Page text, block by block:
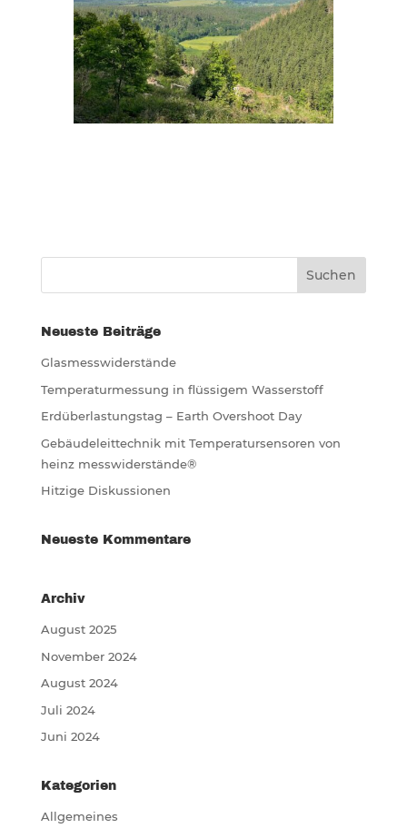
Neueste Beiträge
Glasmesswiderstände
Temperaturmessung in flüssigem Wasserstoff
Erdüberlastungstag – Earth Overshoot Day
Gebäudeleittechnik mit Temperatursensoren von
heinz messwiderstände®
Hitzige Diskussionen
Neueste Kommentare
Archiv
August 2025
November 2024
August 2024
Juli 2024
Juni 2024
Kategorien
Allgemeines